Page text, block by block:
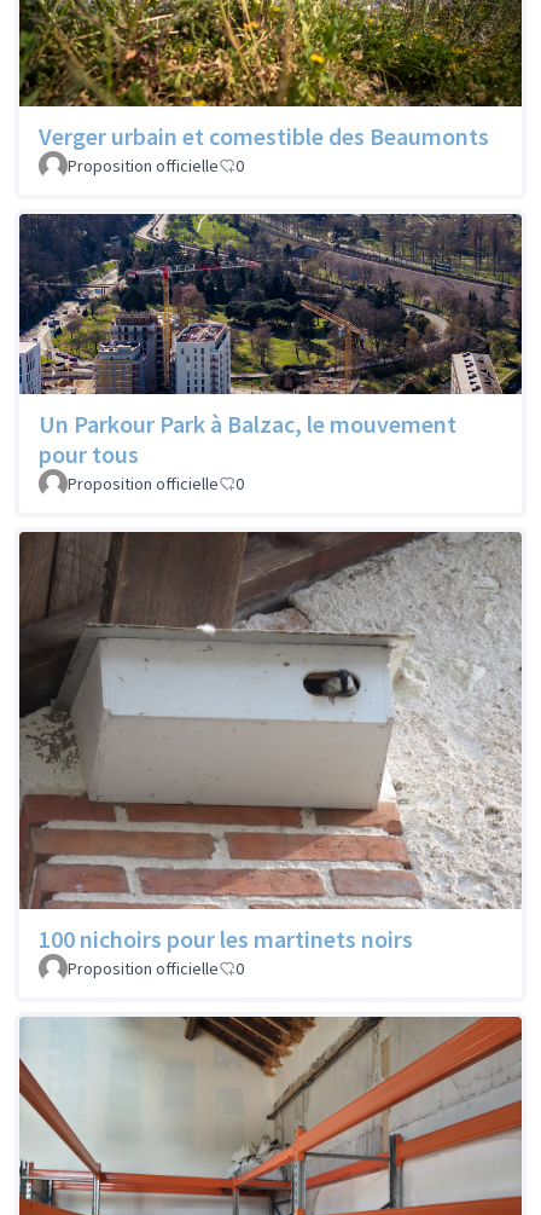
Verger urbain et comestible des Beaumonts
Proposition officielle 0
Un Parkour Park à Balzac, le mouvement
pour tous
Proposition officielle 0
100 nichoirs pour les martinets noirs
Proposition officielle 0